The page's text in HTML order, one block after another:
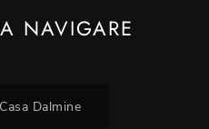
NAVIGARE
Dalmine